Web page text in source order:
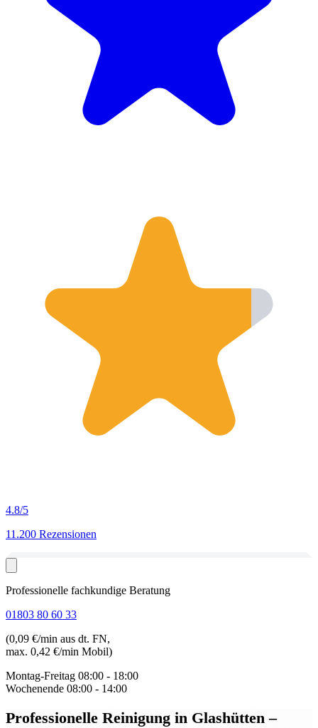
4.8/5
11.200 Rezensionen
Professionelle fachkundige Beratung
01803 80 60 33
(0,09 €/min aus dt. FN,
max. 0,42 €/min Mobil)
Montag-Freitag 08:00 - 18:00
Wochenende 08:00 - 14:00
Professionelle Reinigung in Glashütten–